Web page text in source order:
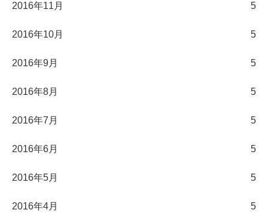
2016年11月 5
2016年10月 5
2016年9月 5
2016年8月 5
2016年7月 5
2016年6月 5
2016年5月 5
2016年4月 5